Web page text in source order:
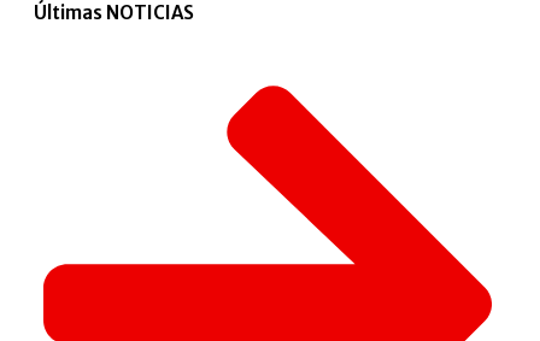
Últimas NOTICIAS